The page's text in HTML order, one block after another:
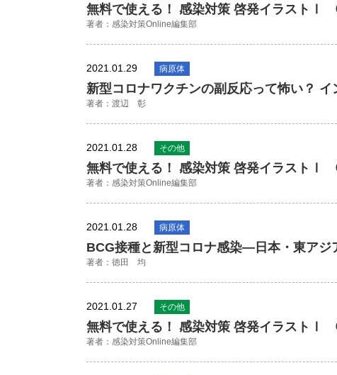
無料で使える！ 感染対策 啓発イラストⅠ
著者：感染対策Online編集部
2021.01.29 病原体
新型コロナワクチンの副反応って怖い？
著者：渡辺 彰
2021.01.28 その他
無料で使える！ 感染対策 啓発イラストⅠ
著者：感染対策Online編集部
2021.01.28 病原体
BCG接種と新型コロナ感染―日本・東アジ
著者：徳田 均
2021.01.27 その他
無料で使える！ 感染対策 啓発イラストⅠ
著者：感染対策Online編集部